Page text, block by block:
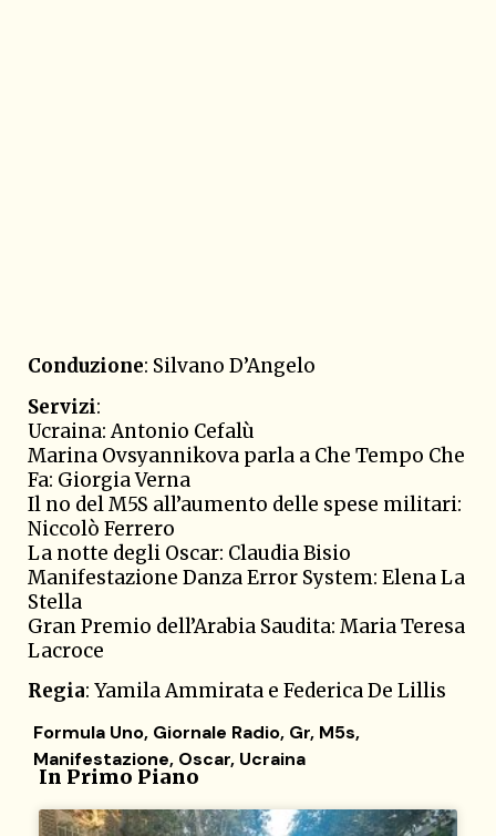
Conduzione: Silvano D’Angelo
Servizi:
Ucraina: Antonio Cefalù
Marina Ovsyannikova parla a Che Tempo Che
Fa: Giorgia Verna
Il no del M5S all’aumento delle spese militari:
Niccolò Ferrero
La notte degli Oscar: Claudia Bisio
Manifestazione Danza Error System: Elena La
Stella
Gran Premio dell’Arabia Saudita: Maria Teresa
Lacroce
Regia: Yamila Ammirata e Federica De Lillis
Formula Uno, Giornale Radio, Gr, M5s,
Manifestazione, Oscar, Ucraina
In Primo Piano